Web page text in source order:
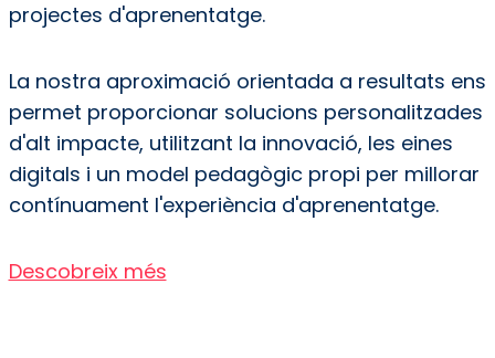
projectes d'aprenentatge.
La nostra aproximació orientada a resultats ens
permet proporcionar solucions personalitzades
d'alt impacte, utilitzant la innovació, les eines
digitals i un model pedagògic propi per millorar
contínuament l'experiència d'aprenentatge.
Descobreix més